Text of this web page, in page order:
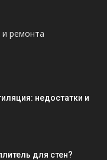
и ремонта
недостатки и
для стен?